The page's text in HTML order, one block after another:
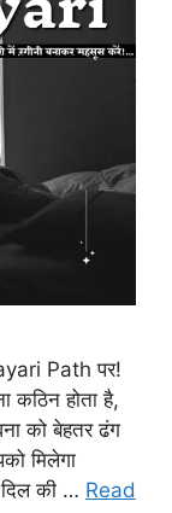
Path पर!
कठिन होता है,
को बेहतर ढंग
मिलेगा
की … Read